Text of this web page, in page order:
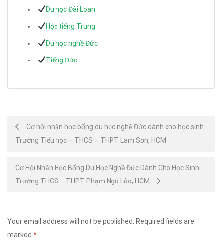
Du học Đài Loan
Học tiếng Trung
Du học nghề Đức
Tiếng Đức
Post
navigation
Cơ hội nhận học bổng du học nghề Đức dành cho học sinh
Trường Tiểu học – THCS – THPT Lam Sơn, HCM
Cơ Hội Nhận Học Bổng Du Học Nghề Đức Dành Cho Học Sinh
Trường THCS – THPT Phạm Ngũ Lão, HCM
Your email address will not be published.
Required fields are
marked *